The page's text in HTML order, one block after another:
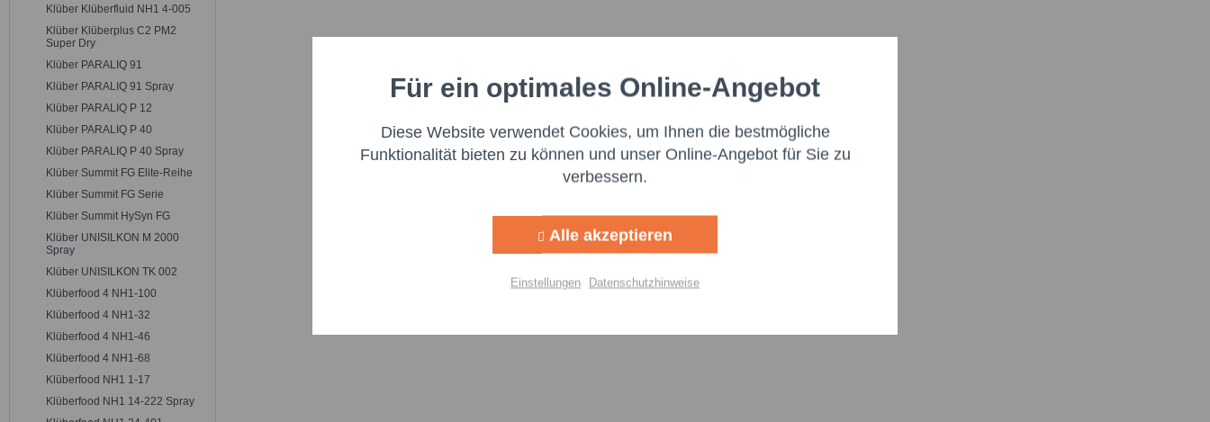
Klüber Klüberfluid NH1 4-005
Klüber Klüberplus C2 PM2
Super Dry
Klüber PARALIQ 91
Klüber PARALIQ 91 Spray
Klüber PARALIQ P 12
Klüber PARALIQ P 40
Klüber PARALIQ P 40 Spray
Klüber Summit FG Elite-Reihe
Klüber Summit FG Serie
Klüber Summit HySyn FG
Klüber UNISILKON M 2000
Spray
Klüber UNISILKON TK 002
Klüberfood 4 NH1-100
Klüberfood 4 NH1-32
Klüberfood 4 NH1-46
Klüberfood 4 NH1-68
Klüberfood NH1 1-17
Klüberfood NH1 14-222 Spray
Funktionale Aktiv
Marketing Aktiv
Für ein optimales Online-Angebot
Diese Website verwendet Cookies, um Ihnen die bestmögliche
Funktionalität bieten zu können und unser Online-Angebot für Sie zu
verbessern.
Alle akzeptieren
Einstellungen Datenschutzhinweise